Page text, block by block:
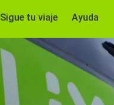
Sigue tu viaje Ayuda